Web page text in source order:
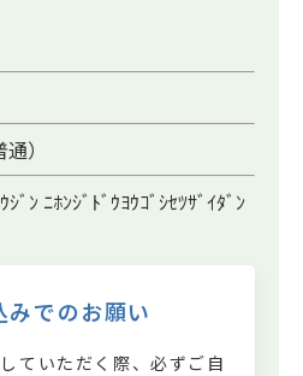
）
ﾞﾝ ﾆﾎﾝｼﾞﾄﾞｳﾖｳｺﾞｼｾﾂｻﾞｲﾀﾞﾝ
みでのお願い
ていただく際、必ずご自